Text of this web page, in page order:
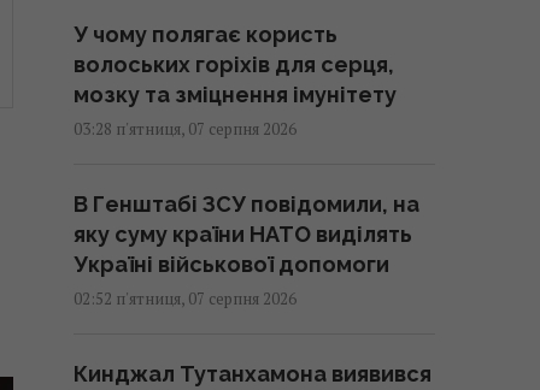
У чому полягає користь
волоських горіхів для серця,
мозку та зміцнення імунітету
03:28 п'ятниця, 07 серпня 2026
В Генштабі ЗСУ повідомили, на
яку суму країни НАТО виділять
Україні військової допомоги
02:52 п'ятниця, 07 серпня 2026
Кинджал Тутанхамона виявився